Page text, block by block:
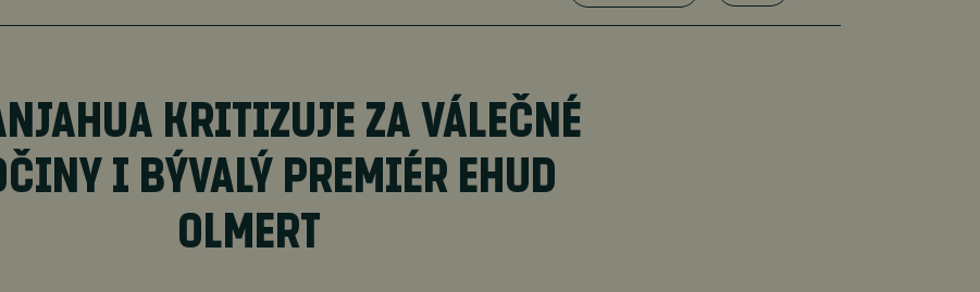
KRITIZUJE ZA VÁLEČNÉ
I BÝVALÝ PREMIÉR EHUD
OLMERT